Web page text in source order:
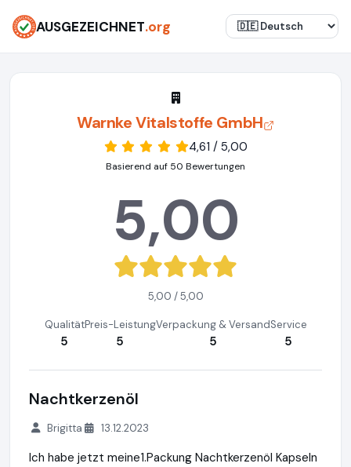
AUSGEZEICHNET.org
Warnke Vitalstoffe GmbH
4,61 / 5,00
Basierend auf 50 Bewertungen
5,00
5,00 / 5,00
Qualität
5
Preis-Leistung
5
Verpackung & Versand
5
Service
5
Nachtkerzenöl
Brigitta 13.12.2023
Ich habe jetzt meine1.Packung Nachtkerzenöl Kapseln